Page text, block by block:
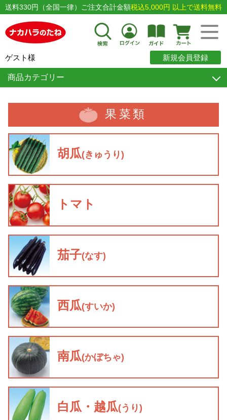
送料330円（全国一律）ご注文合計金額税込5,000円 以上で送料無料
ゲスト様 新規会員登録
商品カテゴリー
果菜類
胡瓜(きゅうり)
トマト
茄子(なす)
西瓜(すいか)
南瓜(かぼちゃ)
白瓜・越瓜(うり)